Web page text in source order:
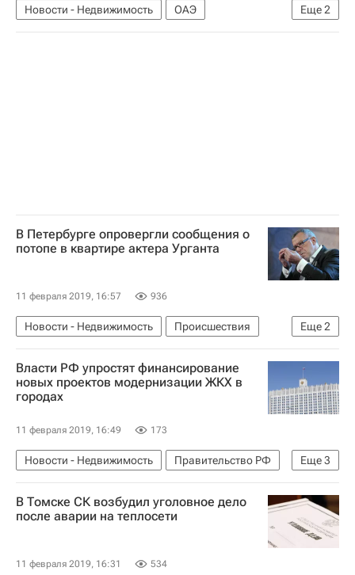
Еще2
Новости - Недвижимость
ОАЭ
Строительство
Дубай
В Петербурге опровергли сообщения о
потопе в квартире актера Урганта
11 февраля 2019, 16:57 936
Еще2
Новости - Недвижимость
Происшествия
Андрей Ургант
ЖКХ
Власти РФ упростят финансирование
новых проектов модернизации ЖКХ в
городах
11 февраля 2019, 16:49 173
Еще3
Новости - Недвижимость
Правительство РФ
ЖКХ
Инфраструктура Теплоснабжение
В Томске СК возбудил уголовное дело
после аварии на теплосети
11 февраля 2019, 16:31 534